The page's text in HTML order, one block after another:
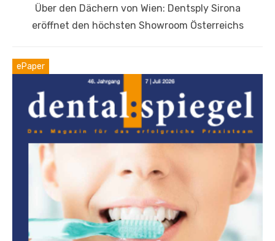
NächsterÜber den Dächern von Wien: Dentsply Sirona
eröffnet den höchsten Showroom Österreichs
ePaper